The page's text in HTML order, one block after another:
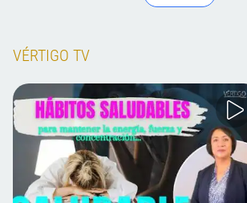
VÉRTIGO TV